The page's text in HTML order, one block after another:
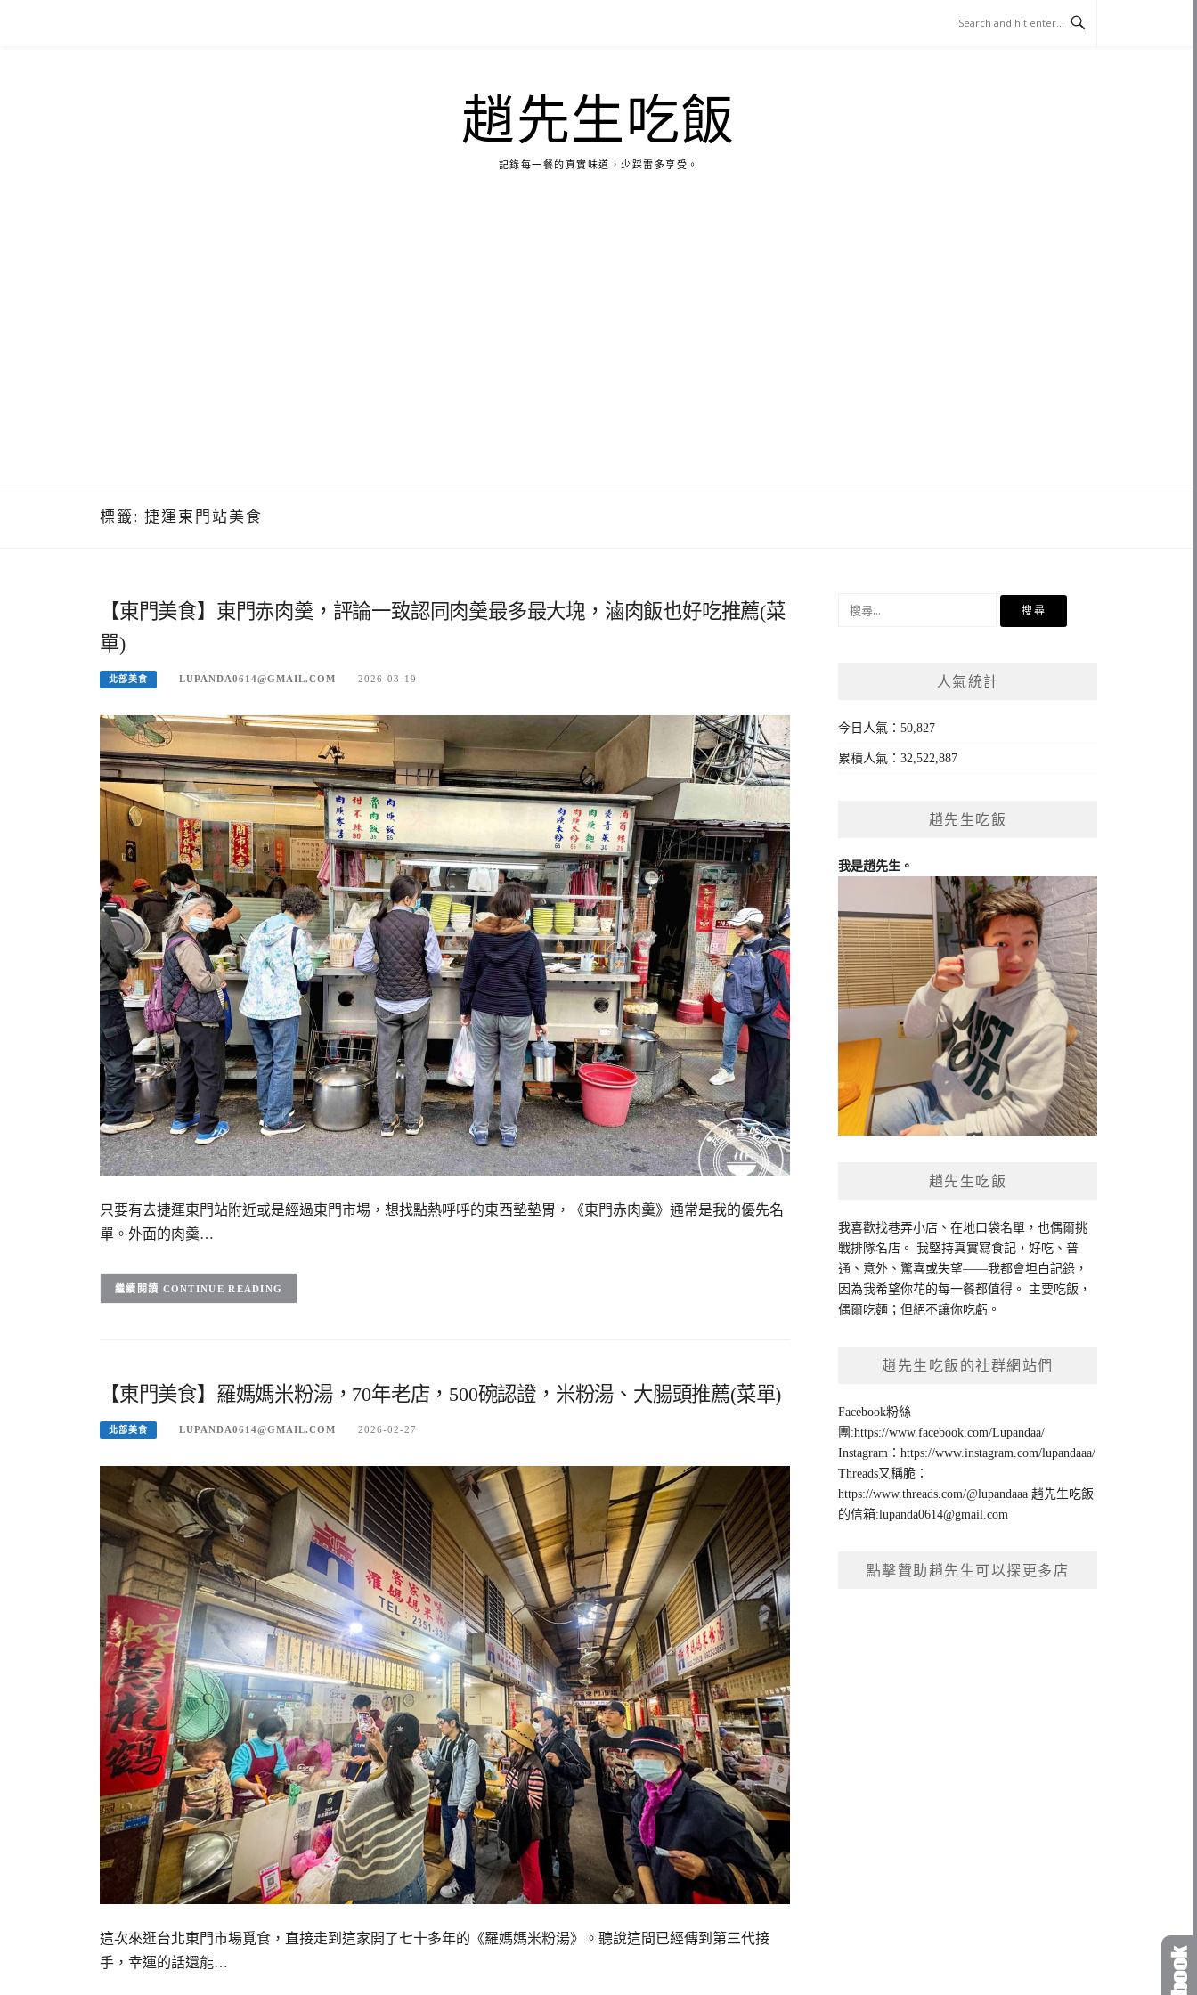
趙先生吃飯
記錄每一餐的真實味道，少踩雷多享受。
標籤: 捷運東門站美食
【東門美食】東門赤肉羹，評論一致認同肉羹最多最大塊，滷肉飯也好吃推薦(菜
單)
北部美食 LUPANDA0614@GMAIL.COM 2026-03-19
只要有去捷運東門站附近或是經過東門市場，想找點熱呼呼的東西墊墊胃，《東門赤肉羹》通常是我的優先名
單。外面的肉羹…
CONTINUE READING
【東門美食】羅媽媽米粉湯，70年老店，500碗認證，米粉湯、大腸頭推薦(菜單)
北部美食 LUPANDA0614@GMAIL.COM 2026-02-27
這次來逛台北東門市場覓食，直接走到這家開了七十多年的《羅媽媽米粉湯》。聽說這間已經傳到第三代接
手，幸運的話還能…
人氣統計
今日人氣：50,827
累積人氣：32,522,887
趙先生吃飯
我是趙先生。
趙先生吃飯
我喜歡找巷弄小店、在地口袋名單，也偶爾挑
戰排隊名店。 我堅持真實寫食記，好吃、普
通、意外、驚喜或失望——我都會坦白記錄，
因為我希望你花的每一餐都值得。 主要吃飯，
偶爾吃麵；但絕不讓你吃虧。
趙先生吃飯的社群網站們
Facebook粉絲
團:https://www.facebook.com/Lupandaa/
Instagram：https://www.instagram.com/lupandaaa/
Threads又稱脆：
https://www.threads.com/@lupandaaa 趙先生吃飯
的信箱:lupanda0614@gmail.com
點擊贊助趙先生可以探更多店